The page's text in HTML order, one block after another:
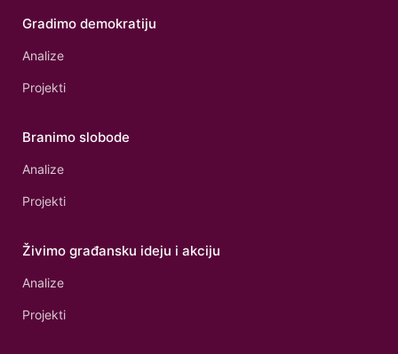
Gradimo demokratiju
Analize
Projekti
Branimo slobode
Analize
Projekti
Živimo građansku ideju i akciju
Analize
Projekti